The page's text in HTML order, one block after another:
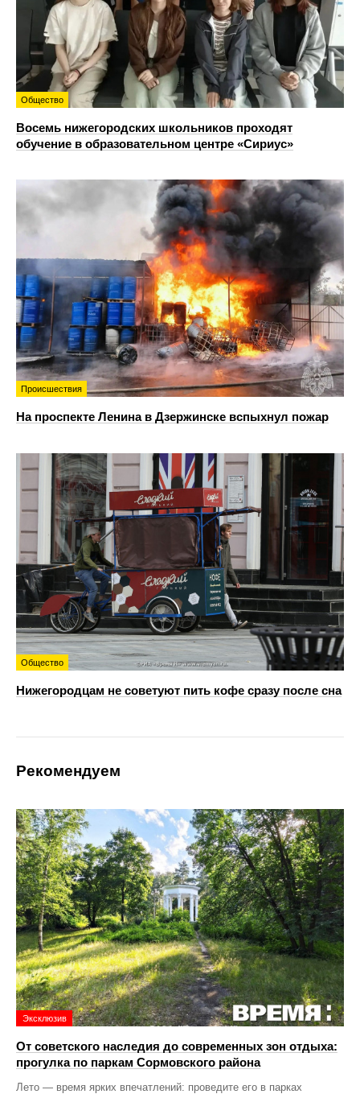
Общество
Восемь нижегородских школьников проходят
обучение в образовательном центре «Сириус»
Происшествия
На проспекте Ленина в Дзержинске вспыхнул пожар
Общество
Нижегородцам не советуют пить кофе сразу после сна
Рекомендуем
Эксклюзив
От советского наследия до современных зон отдыха:
прогулка по паркам Сормовского района
Лето — время ярких впечатлений: проведите его в парках